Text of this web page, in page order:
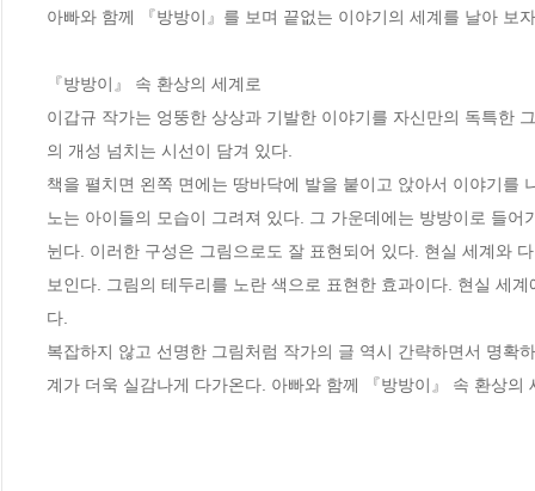
아빠와 함께 『방방이』를 보며 끝없는 이야기의 세계를 날아 보
『방방이』 속 환상의 세계로
이갑규 작가는 엉뚱한 상상과 기발한 이야기를 자신만의 독특한
의 개성 넘치는 시선이 담겨 있다.
책을 펼치면 왼쪽 면에는 땅바닥에 발을 붙이고 앉아서 이야기를
노는 아이들의 모습이 그려져 있다. 그 가운데에는 방방이로 들
뉜다. 이러한 구성은 그림으로도 잘 표현되어 있다. 현실 세계와
보인다. 그림의 테두리를 노란 색으로 표현한 효과이다. 현실 세
다.
복잡하지 않고 선명한 그림처럼 작가의 글 역시 간략하면서 명확
계가 더욱 실감나게 다가온다. 아빠와 함께 『방방이』 속 환상의